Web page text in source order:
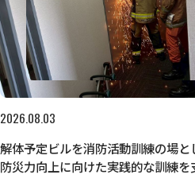
2026.08.03
解体予定ビルを消防活動訓練の場と
防災力向上に向けた実践的な訓練を